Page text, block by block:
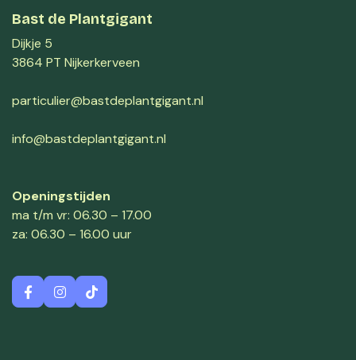
Bast de Plantgigant
Dijkje 5
3864 PT Nijkerkerveen
particulier@bastdeplantgigant.nl
info@bastdeplantgigant.nl
Openingstijden
ma t/m vr: 06.30 – 17.00
za: 06.30 – 16.00 uur